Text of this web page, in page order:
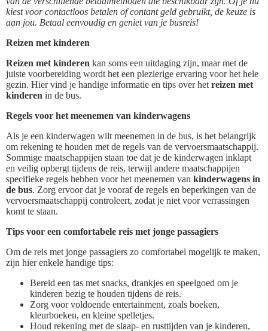
kiest voor contactloos betalen of contant geld gebruikt, de keuze is
aan jou. Betaal eenvoudig en geniet van je busreis!
Reizen met kinderen
Reizen met kinderen kan soms een uitdaging zijn, maar met de
juiste voorbereiding wordt het een plezierige ervaring voor het hele
gezin. Hier vind je handige informatie en tips over het reizen met
kinderen in de bus.
Regels voor het meenemen van kinderwagens
Als je een kinderwagen wilt meenemen in de bus, is het belangrijk
om rekening te houden met de regels van de vervoersmaatschappij.
Sommige maatschappijen staan toe dat je de kinderwagen inklapt
en veilig opbergt tijdens de reis, terwijl andere maatschappijen
specifieke regels hebben voor het meenemen van kinderwagens in
de bus. Zorg ervoor dat je vooraf de regels en beperkingen van de
vervoersmaatschappij controleert, zodat je niet voor verrassingen
komt te staan.
Tips voor een comfortabele reis met jonge passagiers
Om de reis met jonge passagiers zo comfortabel mogelijk te maken,
zijn hier enkele handige tips:
Bereid een tas met snacks, drankjes en speelgoed om je
kinderen bezig te houden tijdens de reis.
Zorg voor voldoende entertainment, zoals boeken,
kleurboeken, en kleine spelletjes.
Houd rekening met de slaap- en rusttijden van je kinderen,